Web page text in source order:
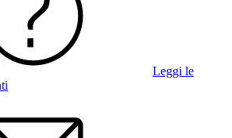
Leggi le